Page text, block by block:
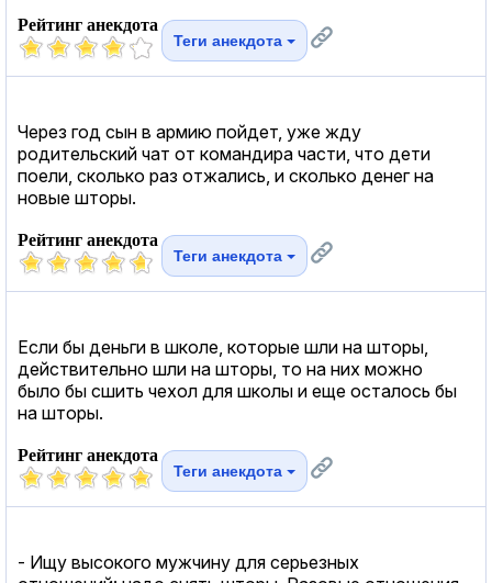
Рейтинг анекдота
Теги анекдота
Через год сын в армию пойдет, уже жду
родительский чат от командира части, что дети
поели, сколько раз отжались, и сколько денег на
новые шторы.
Рейтинг анекдота
Теги анекдота
Если бы деньги в школе, которые шли на шторы,
действительно шли на шторы, то на них можно
было бы сшить чехол для школы и еще осталось бы
на шторы.
Рейтинг анекдота
Теги анекдота
- Ищу высокого мужчину для серьезных